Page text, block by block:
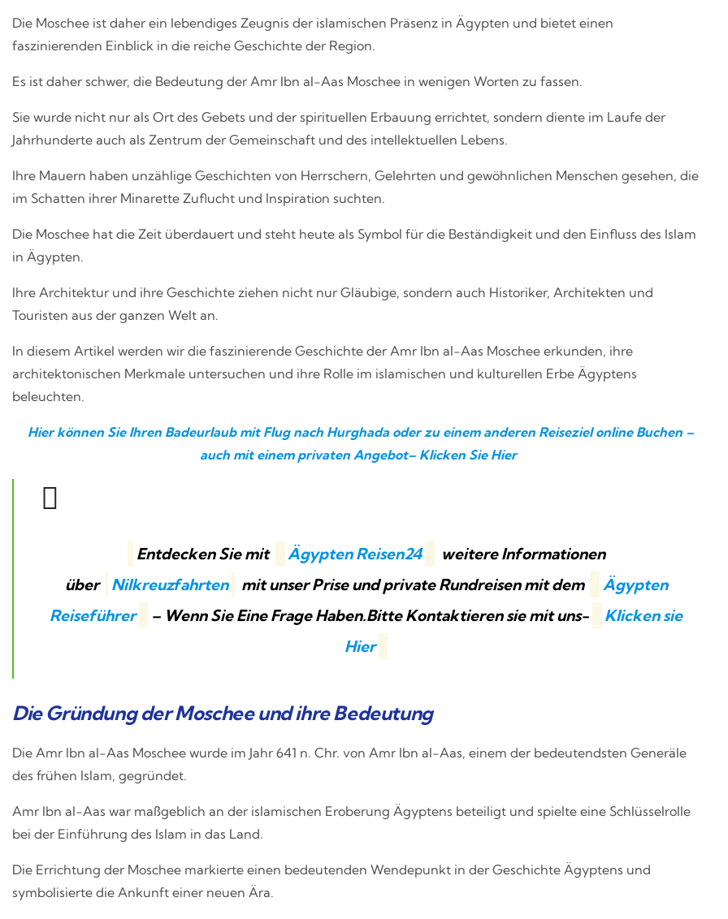
Die Moschee ist daher ein lebendiges Zeugnis der islamischen Präsenz in Ägypten und bietet einen
faszinierenden Einblick in die reiche Geschichte der Region.
Es ist daher schwer, die Bedeutung der Amr Ibn al-Aas Moschee in wenigen Worten zu fassen.
Sie wurde nicht nur als Ort des Gebets und der spirituellen Erbauung errichtet, sondern diente im Laufe der
Jahrhunderte auch als Zentrum der Gemeinschaft und des intellektuellen Lebens.
Ihre Mauern haben unzählige Geschichten von Herrschern, Gelehrten und gewöhnlichen Menschen gesehen, die
im Schatten ihrer Minarette Zuflucht und Inspiration suchten.
Die Moschee hat die Zeit überdauert und steht heute als Symbol für die Beständigkeit und den Einfluss des Islam
in Ägypten.
Ihre Architektur und ihre Geschichte ziehen nicht nur Gläubige, sondern auch Historiker, Architekten und
Touristen aus der ganzen Welt an.
In diesem Artikel werden wir die faszinierende Geschichte der Amr Ibn al-Aas Moschee erkunden, ihre
architektonischen Merkmale untersuchen und ihre Rolle im islamischen und kulturellen Erbe Ägyptens
beleuchten.
Hier können Sie Ihren Badeurlaub mit Flug nach Hurghada oder zu einem anderen Reiseziel online Buchen –
auch mit einem privaten Angebot– Klicken Sie Hier
Entdecken Sie mit Ägypten Reisen24
weitere Informationen
über Nilkreuzfahrten mit unser Prise und private Rundreisen mit dem
Ägypten
Reiseführer
– Wenn Sie Eine Frage Haben.Bitte Kontaktieren sie mit uns-
Klicken sie
Hier
Die Gründung der Moschee und ihre Bedeutung
Die Amr Ibn al-Aas Moschee wurde im Jahr 641 n. Chr. von Amr Ibn al-Aas, einem der bedeutendsten Generäle
des frühen Islam, gegründet.
Amr Ibn al-Aas war maßgeblich an der islamischen Eroberung Ägyptens beteiligt und spielte eine Schlüsselrolle
bei der Einführung des Islam in das Land.
Die Errichtung der Moschee markierte einen bedeutenden Wendepunkt in der Geschichte Ägyptens und
symbolisierte die Ankunft einer neuen Ära.